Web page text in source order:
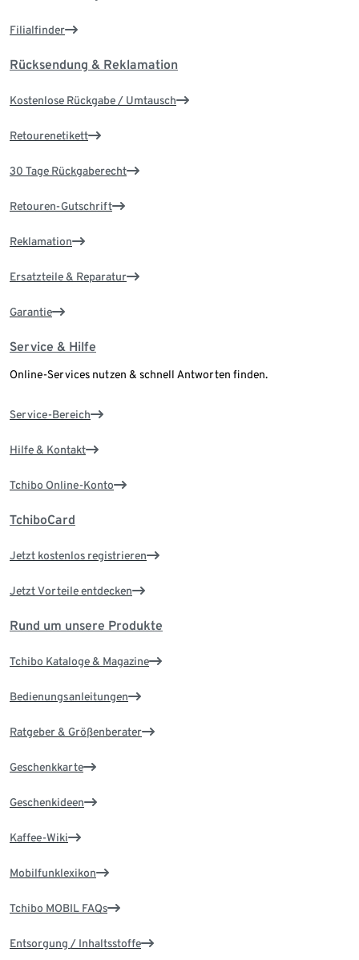
Filialfinder
Rücksendung & Reklamation
Kostenlose Rückgabe / Umtausch
Retourenetikett
30 Tage Rückgaberecht
Retouren-Gutschrift
Reklamation
Ersatzteile & Reparatur
Garantie
Service & Hilfe
Online-Services nutzen & schnell Antworten finden.
Service-Bereich
Hilfe & Kontakt
Tchibo Online-Konto
TchiboCard
Jetzt kostenlos registrieren
Jetzt Vorteile entdecken
Rund um unsere Produkte
Tchibo Kataloge & Magazine
Bedienungsanleitungen
Ratgeber & Größenberater
Geschenkkarte
Geschenkideen
Kaffee-Wiki
Mobilfunklexikon
Tchibo MOBIL FAQs
Entsorgung / Inhaltsstoffe